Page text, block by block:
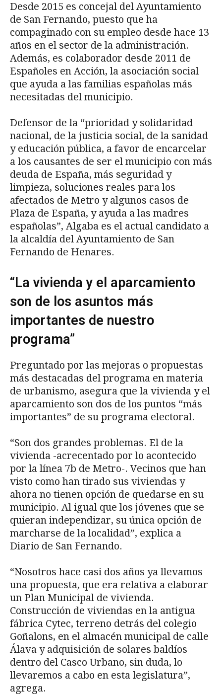
Desde 2015 es concejal del Ayuntamiento
de San Fernando, puesto que ha
compaginado con su empleo desde hace 13
años en el sector de la administración.
Además, es colaborador desde 2011 de
Españoles en Acción, la asociación social
que ayuda a las familias españolas más
necesitadas del municipio.
Defensor de la “prioridad y solidaridad
nacional, de la justicia social, de la sanidad
y educación pública, a favor de encarcelar
a los causantes de ser el municipio con más
deuda de España, más seguridad y
limpieza, soluciones reales para los
afectados de Metro y algunos casos de
Plaza de España, y ayuda a las madres
españolas”, Algaba es el actual candidato a
la alcaldía del Ayuntamiento de San
Fernando de Henares.
“La vivienda y el aparcamiento
son de los asuntos más
importantes de nuestro
programa”
Preguntado por las mejoras o propuestas
más destacadas del programa en materia
de urbanismo, asegura que la vivienda y el
aparcamiento son dos de los puntos “más
importantes” de su programa electoral.
“Son dos grandes problemas. El de la
vivienda -acrecentado por lo acontecido
por la línea 7b de Metro-. Vecinos que han
visto como han tirado sus viviendas y
ahora no tienen opción de quedarse en su
municipio. Al igual que los jóvenes que se
quieran independizar, su única opción de
marcharse de la localidad”, explica a
Diario de San Fernando.
“Nosotros hace casi dos años ya llevamos
una propuesta, que era relativa a elaborar
un Plan Municipal de vivienda.
Construcción de viviendas en la antigua
fábrica Cytec, terreno detrás del colegio
Goñalons, en el almacén municipal de calle
Álava y adquisición de solares baldíos
dentro del Casco Urbano, sin duda, lo
llevaremos a cabo en esta legislatura”,
agrega.